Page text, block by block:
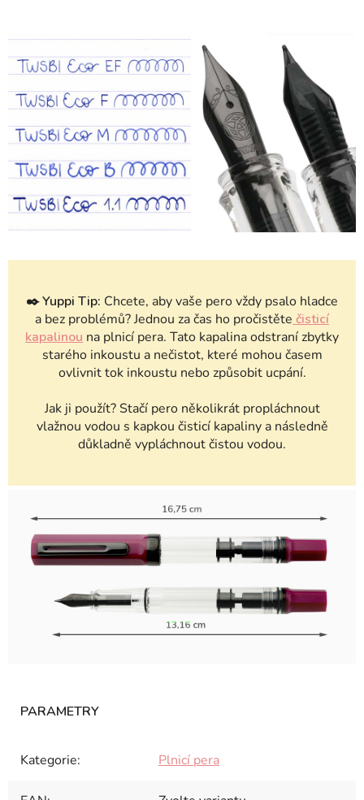
✒️Yuppi Tip: Chcete, aby vaše pero vždy psalo hladce
a bez problémů? Jednou za čas ho pročistěte čisticí
kapalinou na plnicí pera. Tato kapalina odstraní zbytky
starého inkoustu a nečistot, které mohou časem
ovlivnit tok inkoustu nebo způsobit ucpání.
Jak ji použít? Stačí pero několikrát propláchnout
vlažnou vodou s kapkou čisticí kapaliny a následně
důkladně vypláchnout čistou vodou.
Kategorie: Plnicí pera